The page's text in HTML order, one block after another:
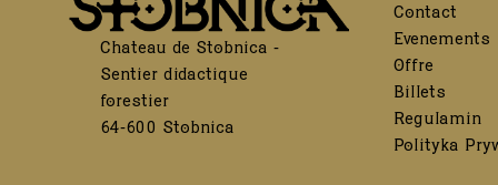
Château de Stobnica -
Sentier didactique
forestier
64-600 Stobnica
Contact
Evénements
Offre
Billets
Regulamin
Polityka